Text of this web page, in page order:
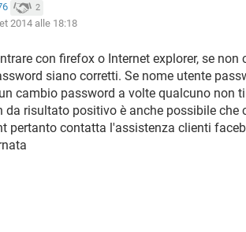
2
2014 alle 18:18
con firefox o Internet explorer, se
siano corretti. Se nome utente
cambio password a volte qualcuno non
da risultato positivo è anche possibile che
pertanto contatta l'assistenza clienti